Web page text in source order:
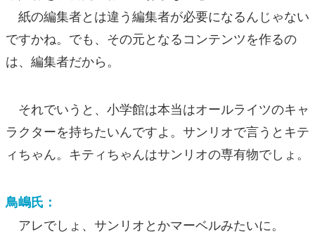
紙の編集者とは違う編集者が必要になるんじゃない
ですかね。でも、その元となるコンテンツを作るの
は、編集者だから。
それでいうと、小学館は本当はオールライツのキャ
ラクターを持ちたいんですよ。サンリオで言うとキテ
ィちゃん。キティちゃんはサンリオの専有物でしょ。
鳥嶋氏：
アレでしょ、サンリオとかマーベルみたいに。